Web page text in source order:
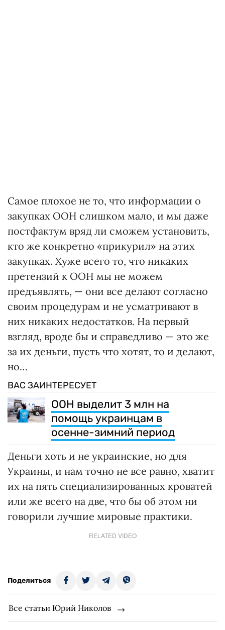
Самое плохое не то, что информации о
закупках ООН слишком мало, и мы даже
постфактум вряд ли сможем установить,
кто же конкретно «прикурил» на этих
закупках. Хуже всего то, что никаких
претензий к ООН мы не можем
предъявлять, — они все делают согласно
своим процедурам и не усматривают в
них никаких недостатков. На первый
взгляд, вроде бы и справедливо — это же
за их деньги, пусть что хотят, то и делают,
но…
ВАС ЗАИНТЕРЕСУЕТ
ООН выделит 3 млн на
помощь украинцам в
осенне-зимний период
Деньги хоть и не украинские, но для
Украины, и нам точно не все равно, хватит
их на пять специализированных кроватей
или же всего на две, что бы об этом ни
говорили лучшие мировые практики.
RELATED VIDEO
Поделиться
Все статьи Юрий Николов